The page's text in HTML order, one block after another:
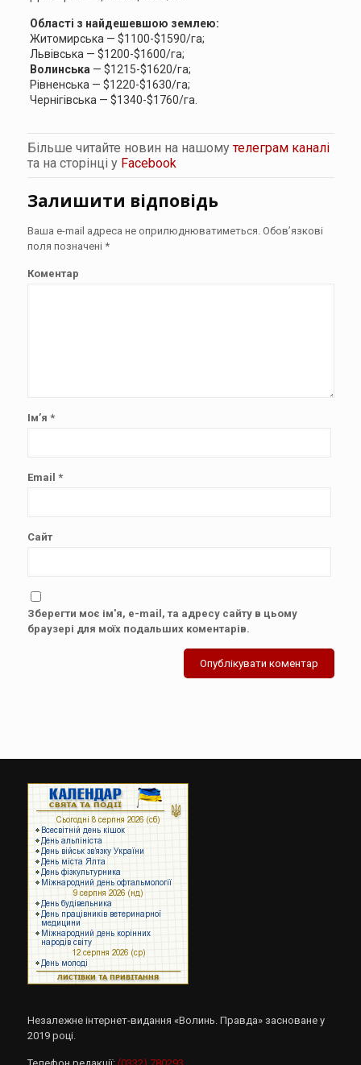
Області з найдешевшою землею:
Житомирська — $1100-$1590/га;
Львівська — $1200-$1600/га;
Волинська — $1215-$1620/га;
Рівненська — $1220-$1630/га;
Чернігівська — $1340-$1760/га.
Більше читайте новин на нашомутелеграм каналі
та на сторінці у Facebook
Залишити відповідь
Ваша e-mail адреса не оприлюднюватиметься. Обов’язкові
поля позначені *
Коментар
Ім’я *
Email *
Сайт
Зберегти моє ім'я, e-mail, та адресу сайту в цьому
браузері для моїх подальших коментарів.
Незалежне інтернет-видання «Волинь. Правда» засноване у
2019 році.